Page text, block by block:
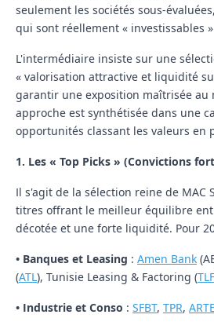
seulement les sociétés sous-
qui sont réellement « investissables
L'intermédiaire insiste sur une
« valorisation attractive et liquidité
garantir une exposition maîtrisée au
approche est synthétisée dans une
opportunités classant les valeurs en
1. Les « Top Picks » (Convictions
Il s'agit de la sélection reine de MAC
titres offrant le meilleur équilibre
décotée et une forte liquidité. Pour
• Banques et Leasing : Amen Bank
(ATL), Tunisie Leasing & Factoring (TLF
• Industrie et Conso : SFBT, TPR,